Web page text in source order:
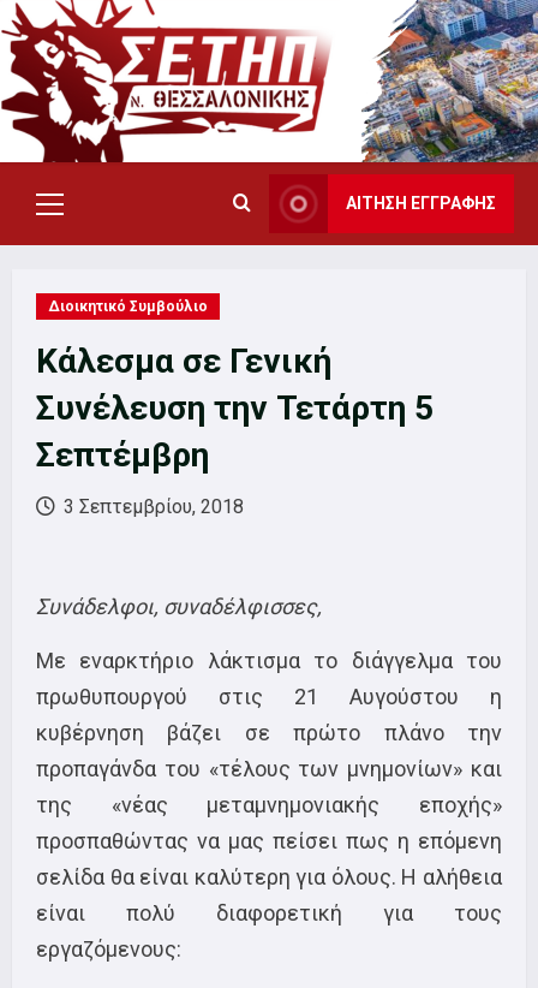
Skip
to
content
Primary
Menu
ΑΙΤΗΣΗ ΕΓΓΡΑΦΗΣ
Διοικητικό Συμβούλιο
Κάλεσμα σε Γενική
Συνέλευση την Τετάρτη 5
Σεπτέμβρη
3 Σεπτεμβρίου, 2018
Συνάδελφοι, συναδέλφισσες,
Με εναρκτήριο λάκτισμα το διάγγελμα του
πρωθυπουργού στις 21 Αυγούστου η
κυβέρνηση βάζει σε πρώτο πλάνο την
προπαγάνδα του «τέλους των μνημονίων» και
της «νέας μεταμνημονιακής εποχής»
προσπαθώντας να μας πείσει πως η επόμενη
σελίδα θα είναι καλύτερη για όλους. Η αλήθεια
είναι πολύ διαφορετική για τους
εργαζόμενους: